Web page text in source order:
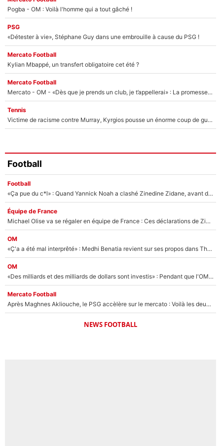
Pogba - OM : Voilà l'homme qui a tout gâché !
PSG
«Détester à vie», Stéphane Guy dans une embrouille à cause du PSG !
Mercato Football
Kylian Mbappé, un transfert obligatoire cet été ?
Mercato Football
Mercato - OM - «Dès que je prends un club, je t’appellerai» : La promesse de Marcelino au moment de claquer la porte
Tennis
Victime de racisme contre Murray, Kyrgios pousse un énorme coup de gueule !
Football
Football
«Ça pue du c*l» : Quand Yannick Noah a clashé Zinedine Zidane, avant de se faire recadrer par le nouveau sélectionneur de l'équipe de France !
Équipe de France
Michael Olise va se régaler en équipe de France : Ces déclarations de Zinedine Zidane qui prouvent qu'il va tout miser sur la star du Bayern Munich !
OM
«Ç'a a été mal interprêté» : Medhi Benatia revient sur ses propos dans The Bridge et précise ses conditions pour rejoindre le PSG !
OM
«Des milliards et des milliards de dollars sont investis» : Pendant que l'OM est en pleine crise financière, Frank McCourt lance un nouveau projet à 260M€ !
Mercato Football
Après Maghnes Akliouche, le PSG accèlère sur le mercato : Voilà les deux nouvelles recrues qui vont signer la semaine prochaine ?
NEWS FOOTBALL